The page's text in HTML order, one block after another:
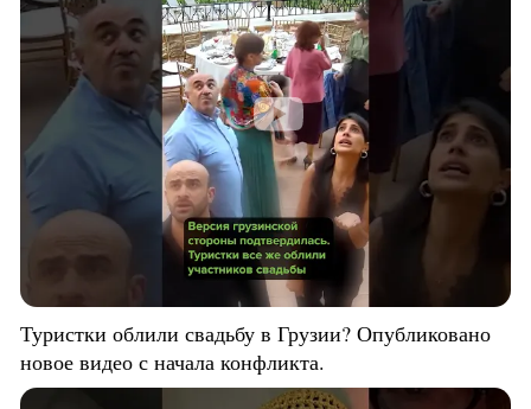
Туристки облили свадьбу в Грузии? Опубликовано
новое видео с начала конфликта.